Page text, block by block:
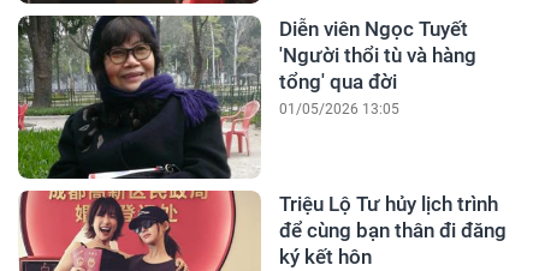
Diễn viên Ngọc Tuyết
'Người thổi tù và hàng
tổng' qua đời
01/05/2026 13:05
Triệu Lộ Tư hủy lịch trình
để cùng bạn thân đi đăng
ký kết hôn